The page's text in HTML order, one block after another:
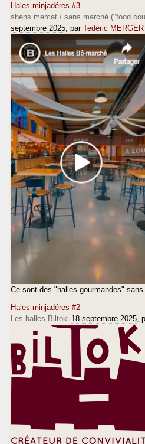
Hales minjadéres #3
shens mercat / sans marché ("food
septembre 2025 , par Tederic MERGER
Ce sont des "halles gourmandes"
Hales minjadéres #2
Les halles Biltoki 18 septembre 2025 ,